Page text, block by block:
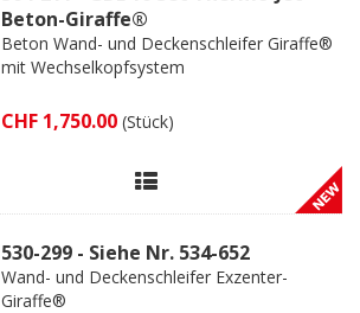
Beton-Giraffe®
Beton Wand- und Deckenschleifer Giraffe®
mit Wechselkopfsystem
CHF 1,750.00 (Stück)
530-299 - Siehe Nr. 534-652
Wand- und Deckenschleifer Exzenter-
Giraffe®